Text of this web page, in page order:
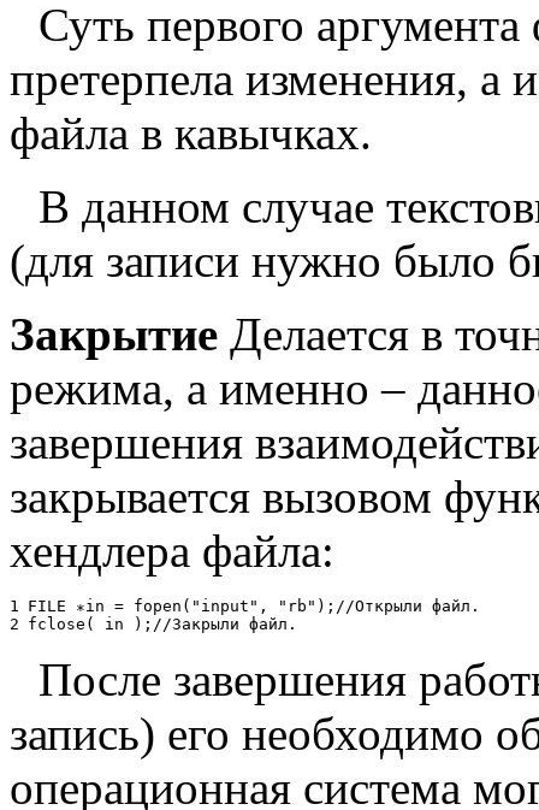
Суть первого
претерпела изменения, а
файла в кавычках.
В данном случае
(для записи нужно было
Закрытие Делается в
режима, а именно –
завершения
закрывается вызовом
хендлера файла:
1 FILE ∗in = fopen("input", "rb"); //Открыли файл .
2 fclose( in ); //Закрыли файл .
После завершения
запись) его необходимо
операционная система